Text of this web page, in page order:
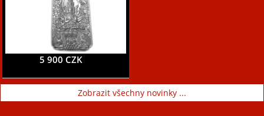
5 900 CZK
Zobrazit všechny novinky ...